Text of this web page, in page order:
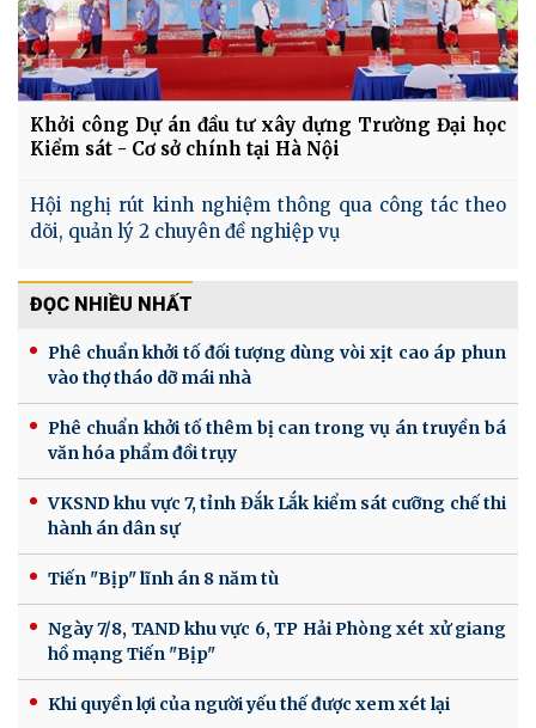
Khởi công Dự án đầu tư xây dựng Trường Đại học
Kiểm sát - Cơ sở chính tại Hà Nội
Hội nghị rút kinh nghiệm thông qua công tác theo
dõi, quản lý 2 chuyên đề nghiệp vụ
ĐỌC NHIỀU NHẤT
Phê chuẩn khởi tố đối tượng dùng vòi xịt cao áp phun
vào thợ tháo dỡ mái nhà
Phê chuẩn khởi tố thêm bị can trong vụ án truyền bá
văn hóa phẩm đồi trụy
VKSND khu vực 7, tỉnh Đắk Lắk kiểm sát cưỡng chế thi
hành án dân sự
Tiến "Bịp" lĩnh án 8 năm tù
Ngày 7/8, TAND khu vực 6, TP Hải Phòng xét xử giang
hồ mạng Tiến "Bịp"
Khi quyền lợi của người yếu thế được xem xét lại